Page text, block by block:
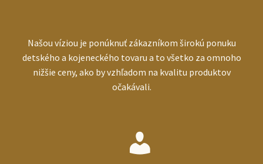
Našou víziou je ponúknuť zákazníkom širokú ponuku
detského a kojeneckého tovaru a to všetko za omnoho
nižšie ceny, ako by vzhľadom na kvalitu produktov
očakávali.